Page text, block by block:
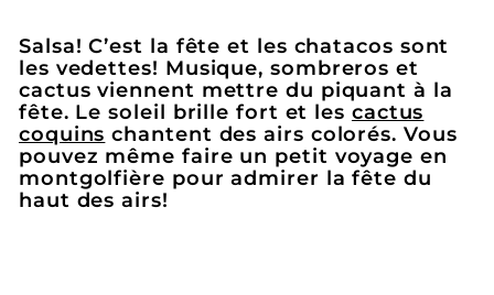
Salsa! C’est la fête et les chatacos sont
les vedettes! Musique, sombreros et
cactus viennent mettre du piquant à la
fête. Le soleil brille fort et les cactus
coquins chantent des airs colorés. Vous
pouvez même faire un petit voyage en
montgolfière pour admirer la fête du
haut des airs!